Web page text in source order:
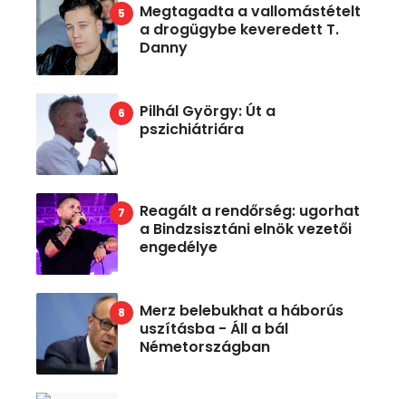
Megtagadta a vallomástételt
a drogügybe keveredett T.
Danny
Pilhál György: Út a
pszichiátriára
Reagált a rendőrség: ugorhat
a Bindzsisztáni elnök vezetői
engedélye
Merz belebukhat a háborús
uszításba - Áll a bál
Németországban